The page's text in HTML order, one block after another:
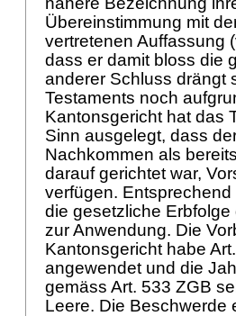
Übereinstimmung mit
vertretenen Auffassung
dass er damit bloss die
anderer Schluss drängt
Testaments noch
Kantonsgericht hat das
Sinn ausgelegt, dass
Nachkommen als
darauf gerichtet war,
verfügen.
die gesetzliche
zur Anwendung. Die
Kantonsgericht habe
angewendet und die
gemäss Art. 533 ZGB
Leere. Die